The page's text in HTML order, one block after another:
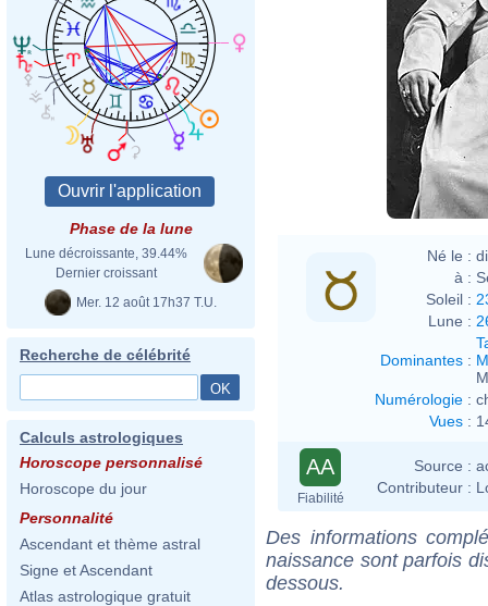
Phase de la lune
Lune décroissante, 39.44%
Dernier croissant
Mer. 12 août 17h37 T.U.
Recherche de célébrité
Calculs astrologiques
Horoscope personnalisé
Horoscope du jour
Personnalité
Ascendant et thème astral
Signe et Ascendant
Atlas astrologique gratuit
Né le :
à :
Soleil :
Lune :
Dominantes :
Numérologie :
Vues :
AA
Fiabilité
Source :
Contributeur :
Des informations
naissance sont parfois
dessous.